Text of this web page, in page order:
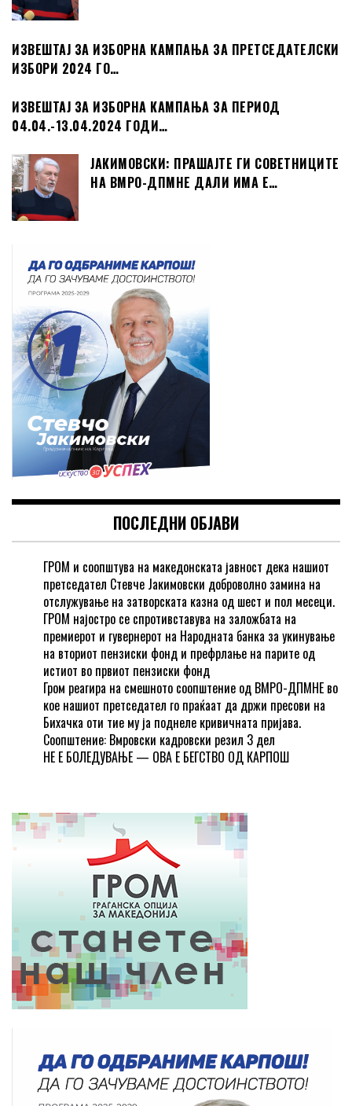
ИЗВЕШТАЈ ЗА ИЗБОРНА КАМПАЊА ЗА ПРЕТСЕДАТЕЛСКИ
ИЗБОРИ 2024 ГО…
ИЗВЕШТАЈ ЗА ИЗБОРНА КАМПАЊА ЗА ПЕРИОД
04.04.-13.04.2024 ГОДИ…
ЈАКИМОВСКИ: ПРАШАЈТЕ ГИ СОВЕТНИЦИТЕ
НА ВМРО-ДПМНЕ ДАЛИ ИМА Е…
ПОСЛЕДНИ ОБЈАВИ
ГРОМ и соопштува на македонската јавност дека нашиот
претседател Стевче Јакимовски доброволно замина на
отслужување на затворската казна од шест и пол месеци.
ГРОМ најостро се спротивставува на заложбата на
премиерот и гувернерот на Народната банка за укинување
на вториот пензиски фонд и префрлање на парите од
истиот во првиот пензиски фонд
Гром реагира на смешното соопштение од ВМРО-ДПМНЕ во
кое нашиот претседател го праќаат да држи пресови на
Бихачка оти тие му ја поднеле кривичната пријава.
Соопштение: Вмровски кадровски резил 3 дел
НЕ Е БОЛЕДУВАЊЕ — ОВА Е БЕГСТВО ОД КАРПОШ